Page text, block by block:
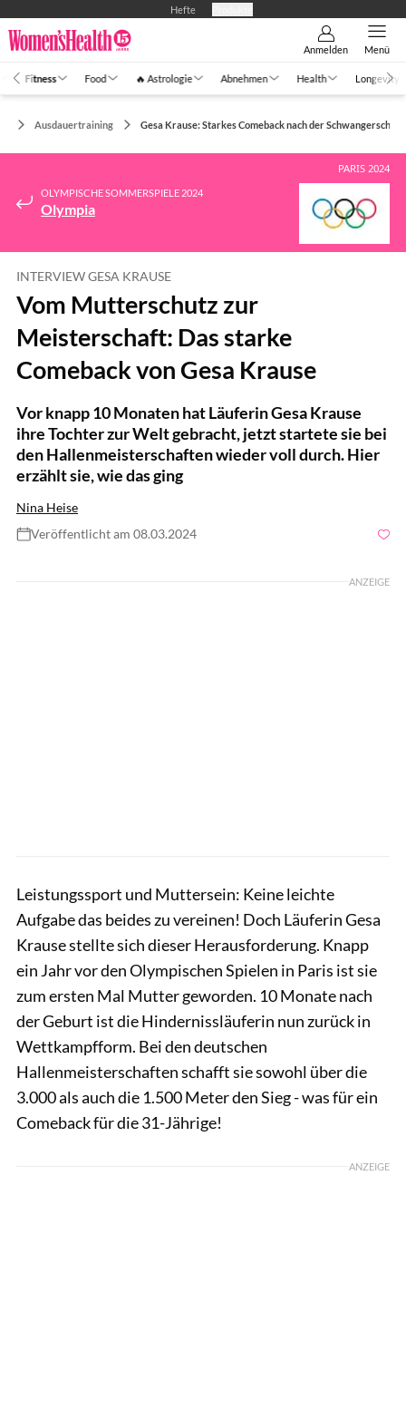
Hefte
Anmelden Menü
Fitness Food 🔥 Astrologie Abnehmen Health Longevity
Ausdauertraining Gesa Krause: Starkes Comeback nach der Schwangerschaft
OLYMPISCHE SOMMERSPIELE 2024
Olympia
PARIS 2024
INTERVIEW GESA KRAUSE
Vom Mutterschutz zur
Meisterschaft: Das starke
Comeback von Gesa Krause
Vor knapp 10 Monaten hat Läuferin Gesa Krause
ihre Tochter zur Welt gebracht, jetzt startete sie bei
den Hallenmeisterschaften wieder voll durch. Hier
erzählt sie, wie das ging
Nina Heise
Veröffentlicht am 08.03.2024
ANZEIGE
Leistungssport und Muttersein: Keine leichte
Aufgabe das beides zu vereinen! Doch Läuferin Gesa
Krause stellte sich dieser Herausforderung. Knapp
ein Jahr vor den Olympischen Spielen in Paris ist sie
zum ersten Mal Mutter geworden. 10 Monate nach
der Geburt ist die Hindernissläuferin nun zurück in
Wettkampfform. Bei den deutschen
Hallenmeisterschaften schafft sie sowohl über die
3.000 als auch die 1.500 Meter den Sieg - was für ein
Comeback für die 31-Jährige!
ANZEIGE